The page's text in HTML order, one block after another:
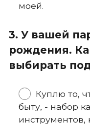
моей.
3. У вашей
рождения.
выбирать
Куплю то,
быту, - набор
инструментов,